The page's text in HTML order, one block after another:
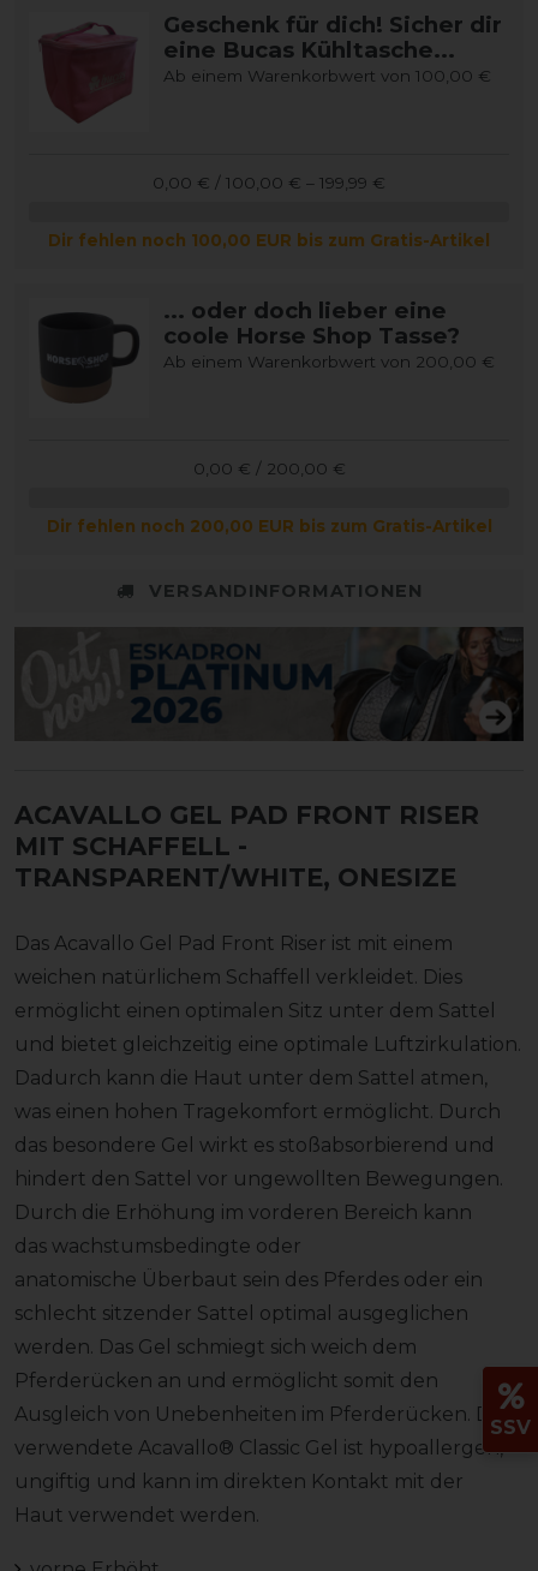
Geschenk für dich! Sicher dir
eine Bucas Kühltasche...
Ab einem Warenkorbwert von 100,00 €
0,00 € / 100,00 € – 199,99 €
Dir fehlen noch 100,00 EUR bis zum Gratis-Artikel
... oder doch lieber eine
coole Horse Shop Tasse?
Ab einem Warenkorbwert von 200,00 €
0,00 € / 200,00 €
Dir fehlen noch 200,00 EUR bis zum Gratis-Artikel
VERSANDINFORMATIONEN
ACAVALLO GEL PAD FRONT RISER
MIT SCHAFFELL -
TRANSPARENT/WHITE, ONESIZE
Das Acavallo Gel Pad Front Riser ist mit einem
weichen natürlichem Schaffell verkleidet. Dies
ermöglicht einen optimalen Sitz unter dem Sattel
und bietet gleichzeitig eine optimale Luftzirkulation.
Dadurch kann die Haut unter dem Sattel atmen,
was einen hohen Tragekomfort ermöglicht. Durch
das besondere Gel wirkt es stoßabsorbierend und
hindert den Sattel vor ungewollten Bewegungen.
Durch die Erhöhung im vorderen Bereich kann
das wachstumsbedingte oder
anatomische Überbaut sein des Pferdes oder ein
schlecht sitzender Sattel optimal ausgeglichen
werden. Das Gel schmiegt sich weich dem
Pferderücken an und ermöglicht somit den
Ausgleich von Unebenheiten im Pferderücken. Das
verwendete Acavallo® Classic Gel ist hypoallergen,
ungiftig und kann im direkten Kontakt mit der
Haut verwendet werden.
SSV